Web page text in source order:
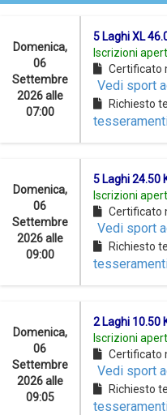
Domenica,
06
Settembre
2026 alle
07:00
5 Laghi XL
Iscrizioni
Certificato
Vedi sport
Richiesto
Domenica,
06
Settembre
2026 alle
09:00
5 Laghi 24.50
Iscrizioni
Certificato
Vedi sport
Richiesto
Domenica,
06
Settembre
2026 alle
09:05
2 Laghi 10.50
Iscrizioni
Certificato
Vedi sport
Richiesto